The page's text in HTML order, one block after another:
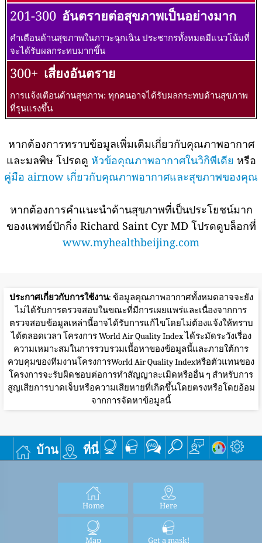
201-300 อันตรายต่อสุขภาพเป็นอย่างมาก
คำเตือนด้านสุขภาพในภาวะฉุกเฉิน ประชากรทั้งหมดมีแนวโน้มที่
จะได้รับผลกระทบมากขึ้น
300+ เสี่ยงอันตราย
การแจ้งเตือนด้านสุขภาพ: ทุกคนอาจได้รับผลกระทบด้านสุขภาพ
ที่รุนแรงขึ้น
หากต้องการทราบข้อมูลเพิ่มเติมเกี่ยวกับคุณภาพอากาศ
และมลพิษ โปรดดู หัวข้อคุณภาพอากาศในวิกิพีเดีย หรือ
คู่มือ airnow เกี่ยวกับคุณภาพอากาศและสุขภาพของคุณ
หากต้องการคำแนะนำด้านสุขภาพที่เป็นประโยชน์มาก
ของแพทย์ปักกิ่ง Richard Saint Cyr MD โปรดดูบล็อกที่
www.myhealthbeijing.com
ประกาศเกี่ยวกับการใช้งาน: ข้อมูลคุณภาพอากาศทั้งหมดอาจจะยัง
ไม่ได้รับการตรวจสอบในขณะที่มีการเผยแพร่และเนื่องจากการ
ตรวจสอบข้อมูลเหล่านี้อาจได้รับการแก้ไขโดยไม่ต้องแจ้งให้ทราบ
ได้ตลอดเวลา โครงการ World Air Quality Index ได้ระมัดระวังเรื่อง
ความเหมาะสมในการรวบรวมเนื้อหาของข้อมูลนี้และภายใต้การ
ควบคุมของทีมงานโครงการWorld Air Quality Indexหรือตัวแทนของ
โครงการจะรับผิดชอบต่อการทำสัญญาละเมิดหรืออื่น ๆ สำหรับการ
สูญเสียการบาดเจ็บหรือความเสียหายที่เกิดขึ้นโดยตรงหรือโดยอ้อม
จากการจัดหาข้อมูลนี้
บ้าน ที่นี่
Home Here
Map Get a mask!